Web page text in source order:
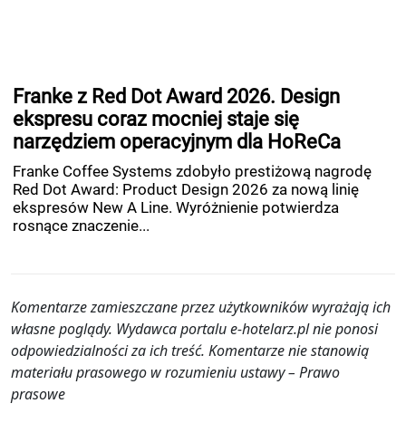
Franke z Red Dot Award 2026. Design
ekspresu coraz mocniej staje się
narzędziem operacyjnym dla HoReCa
Franke Coffee Systems zdobyło prestiżową nagrodę
Red Dot Award: Product Design 2026 za nową linię
ekspresów New A Line. Wyróżnienie potwierdza
rosnące znaczenie...
Komentarze zamieszczane przez użytkowników wyrażają ich
własne poglądy. Wydawca portalu e-hotelarz.pl nie ponosi
odpowiedzialności za ich treść. Komentarze nie stanowią
materiału prasowego w rozumieniu ustawy – Prawo
prasowe